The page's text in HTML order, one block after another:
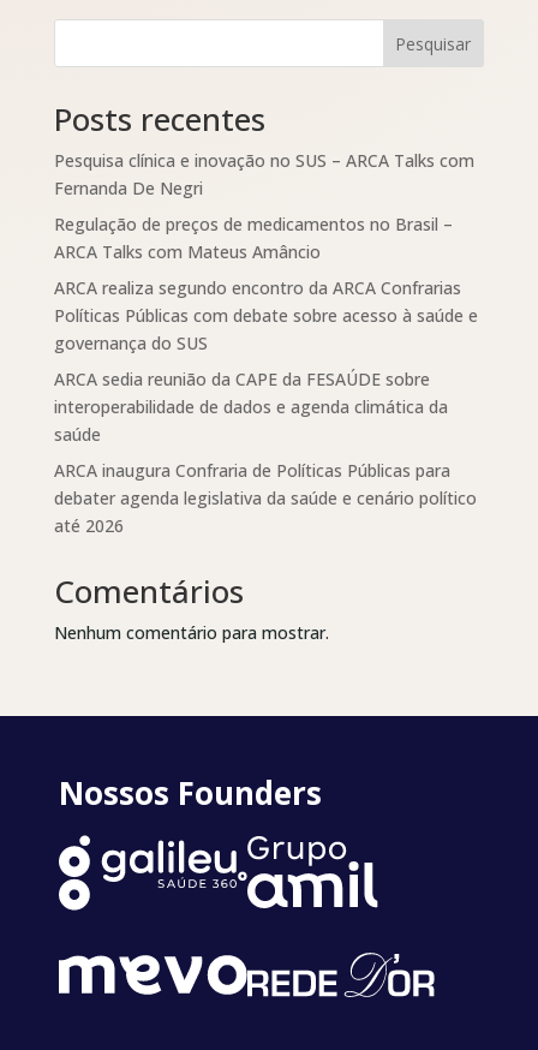
Pesquisar
Posts recentes
Pesquisa clínica e inovação no SUS – ARCA Talks com
Fernanda De Negri
Regulação de preços de medicamentos no Brasil –
ARCA Talks com Mateus Amâncio
ARCA realiza segundo encontro da ARCA Confrarias
Políticas Públicas com debate sobre acesso à saúde e
governança do SUS
ARCA sedia reunião da CAPE da FESAÚDE sobre
interoperabilidade de dados e agenda climática da
saúde
ARCA inaugura Confraria de Políticas Públicas para
debater agenda legislativa da saúde e cenário político
até 2026
Comentários
Nenhum comentário para mostrar.
Nossos Founders